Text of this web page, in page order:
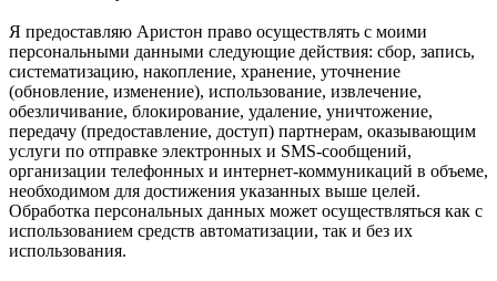
Я предоставляю Аристон право осуществлять с моими
персональными данными следующие действия: сбор, запись,
систематизацию, накопление, хранение, уточнение
(обновление, изменение), использование, извлечение,
обезличивание, блокирование, удаление, уничтожение,
передачу (предоставление, доступ) партнерам, оказывающим
услуги по отправке электронных и SMS‑сообщений,
организации телефонных и интернет‑коммуникаций в объеме,
необходимом для достижения указанных выше целей.
Обработка персональных данных может осуществляться как с
использованием средств автоматизации, так и без их
использования.